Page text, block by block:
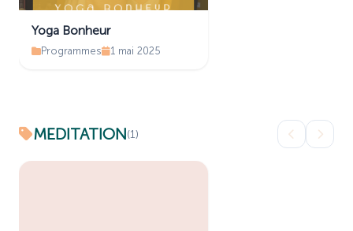
Yoga Bonheur
Programmes 1 mai 2025
MEDITATION(1)